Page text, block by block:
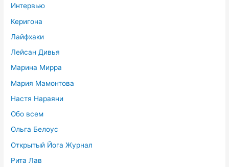
Интервью
Керигона
Лайфхаки
Лейсан Дивья
Марина Мирра
Мария Мамонтова
Настя Нараяни
Обо всем
Ольга Белоус
Открытый Йога Журнал
Рита Лав